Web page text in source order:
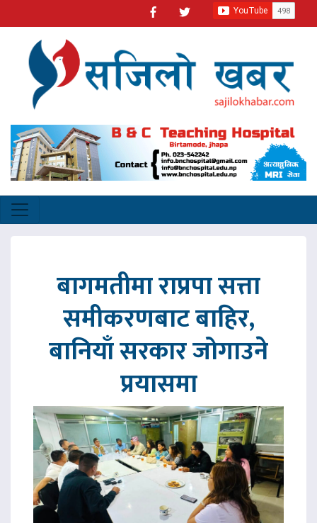
बागमतीमा राप्रपा सत्ता
समीकरणबाट बाहिर,
बानियाँ सरकार जोगाउने
प्रयासमा